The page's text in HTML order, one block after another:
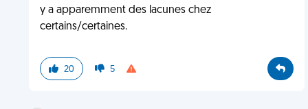
y a apparemment des lacunes chez
certains/certaines.
20 5